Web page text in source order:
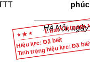
Hiệu lực: Đã biết
Tình trạng hiệu lực: Đã
phúc
Hà Nội,